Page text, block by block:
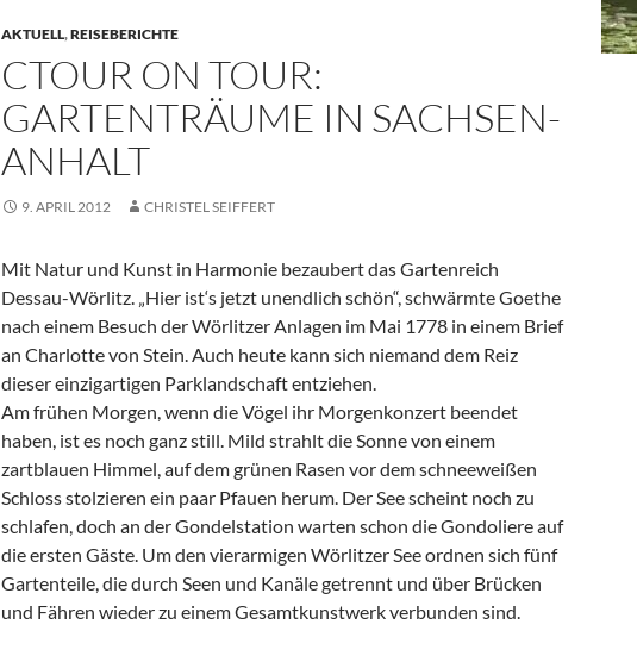
AKTUELL,REISEBERICHTE
CTOUR ON TOUR:
GARTENTRÄUME IN SACHSEN-
ANHALT
9. APRIL 2012 CHRISTEL SEIFFERT
Mit Natur und Kunst in Harmonie bezaubert das Gartenreich
Dessau-Wörlitz. „Hier ist‘s jetzt unendlich schön“, schwärmte Goethe
nach einem Besuch der Wörlitzer Anlagen im Mai 1778 in einem Brief
an Charlotte von Stein. Auch heute kann sich niemand dem Reiz
dieser einzigartigen Parklandschaft entziehen.
Am frühen Morgen, wenn die Vögel ihr Morgenkonzert beendet
haben, ist es noch ganz still. Mild strahlt die Sonne von einem
zartblauen Himmel, auf dem grünen Rasen vor dem schneeweißen
Schloss stolzieren ein paar Pfauen herum. Der See scheint noch zu
schlafen, doch an der Gondelstation warten schon die Gondoliere auf
die ersten Gäste. Um den vierarmigen Wörlitzer See ordnen sich fünf
Gartenteile, die durch Seen und Kanäle getrennt und über Brücken
und Fähren wieder zu einem Gesamtkunstwerk verbunden sind.